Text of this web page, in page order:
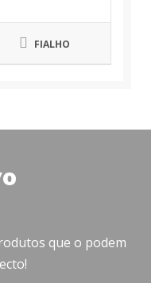
FIALHO
que o podem